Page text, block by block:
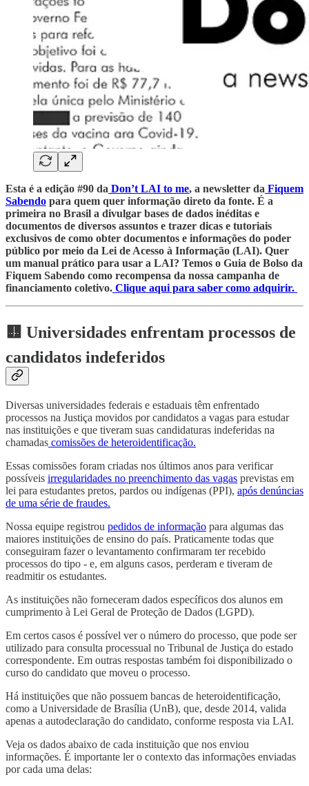
Esta é a edição #90 da Don’t LAI to me, a newsletter da Fiquem
Sabendo para quem quer informação direto da fonte. É a
primeira no Brasil a divulgar bases de dados inéditas e
documentos de diversos assuntos e trazer dicas e tutoriais
exclusivos de como obter documentos e informações do poder
público por meio da Lei de Acesso à Informação (LAI). Quer
um manual prático para usar a LAI? Temos o Guia de Bolso da
Fiquem Sabendo como recompensa da nossa campanha de
financiamento coletivo. Clique aqui para saber como adquirir.
🟨 Universidades enfrentam processos de
candidatos indeferidos
Diversas universidades federais e estaduais têm enfrentado
processos na Justiça movidos por candidatos a vagas para estudar
nas instituições e que tiveram suas candidaturas indeferidas na
chamadas comissões de heteroidentificação.
Essas comissões foram criadas nos últimos anos para verificar
possíveis irregularidades no preenchimento das vagas previstas em
lei para estudantes pretos, pardos ou indígenas (PPI), após denúncias
de uma série de fraudes.
Nossa equipe registrou pedidos de informação para algumas das
maiores instituições de ensino do país. Praticamente todas que
conseguiram fazer o levantamento confirmaram ter recebido
processos do tipo - e, em alguns casos, perderam e tiveram de
readmitir os estudantes.
As instituições não forneceram dados específicos dos alunos em
cumprimento à Lei Geral de Proteção de Dados (LGPD).
Em certos casos é possível ver o número do processo, que pode ser
utilizado para consulta processual no Tribunal de Justiça do estado
correspondente. Em outras respostas também foi disponibilizado o
curso do candidato que moveu o processo.
Há instituições que não possuem bancas de heteroidentificação,
como a Universidade de Brasília (UnB), que, desde 2014, valida
apenas a autodeclaração do candidato, conforme resposta via LAI.
Veja os dados abaixo de cada instituição que nos enviou
informações. É importante ler o contexto das informações enviadas
por cada uma delas: